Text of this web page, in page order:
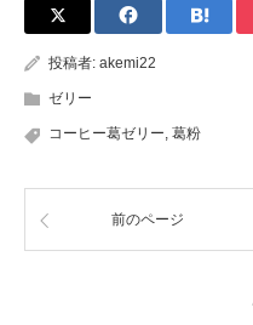
投稿者: akemi22
ゼリー
コーヒー葛ゼリー 葛粉
前のページ